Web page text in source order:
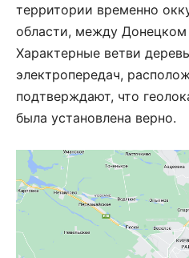
территории временно
области, между
Характерные ветви
электропередач,
подтверждают, что
была установлена верно.